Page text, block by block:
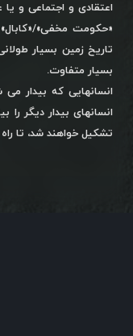
اعتقادی و اجتماعی و
«حکومت مخفی»/
تاریخ زمین بسیار
بسیار متفاوت.
انسانهایی که بیدار
انسانهای بیدار دیگر
تشکیل خواهند شد، تا